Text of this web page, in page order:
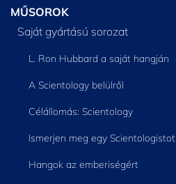
MŰSOROK
Saját gyártású sorozat
L. Ron Hubbard a saját hangján
A Scientology belülről
Célállomás: Scientology
Ismerjen meg egy Scientologistot
Hangok az emberiségért